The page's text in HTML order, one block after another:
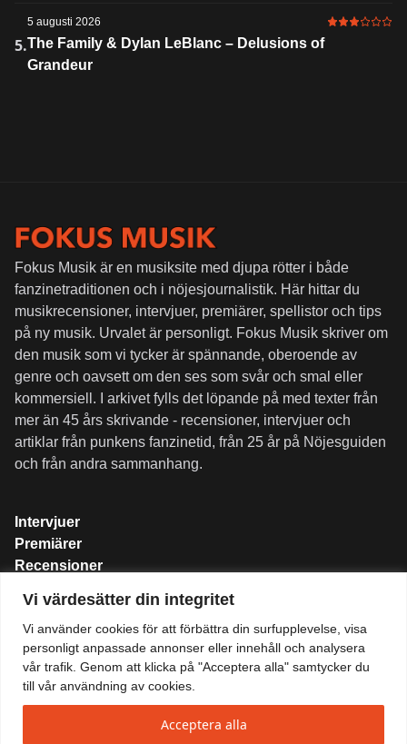
Vi värdesätter din integritet
Vi använder cookies för att förbättra din surfupplevelse, visa
personligt anpassade annonser eller innehåll och analysera
vår trafik. Genom att klicka på "Acceptera alla" samtycker du
till vår användning av cookies.
Acceptera alla
5.
5 augusti 2026 3 av 6 i
The Family & Dylan LeBlanc – Delusions of
Grandeur
Fokus Musik är en musiksite med djupa rötter i både
fanzinetraditionen och i nöjesjournalistik. Här hittar du
musikrecensioner, intervjuer, premiärer, spellistor och tips
på ny musik. Urvalet är personligt. Fokus Musik skriver om
den musik som vi tycker är spännande, oberoende av
genre och oavsett om den ses som svår och smal eller
kommersiell. I arkivet fylls det löpande på med texter från
mer än 45 års skrivande - recensioner, intervjuer och
artiklar från punkens fanzinetid, från 25 år på Nöjesguiden
och från andra sammanhang.
Intervjuer
Premiärer
Recensioner
Om folkmusik.se
Integritetspolicy